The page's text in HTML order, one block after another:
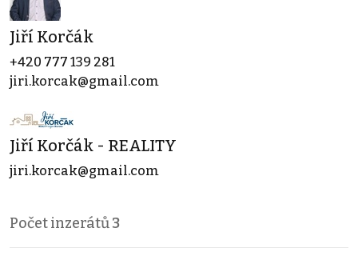
Jiří Korčák
+420 777 139 281
jiri.korcak@gmail.com
Jiří Korčák - REALITY
jiri.korcak@gmail.com
Počet inzerátů3